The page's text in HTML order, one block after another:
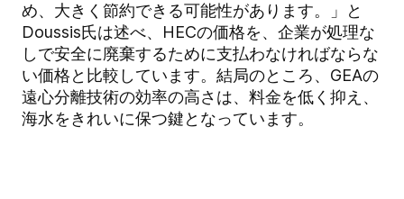
め、大きく節約できる可能性があります。」と
Doussis氏は述べ、HECの価格を、企業が処理な
しで安全に廃棄するために支払わなければならな
い価格と比較しています。結局のところ、GEAの
遠心分離技術の効率の高さは、料金を低く抑え、
海水をきれいに保つ鍵となっています。